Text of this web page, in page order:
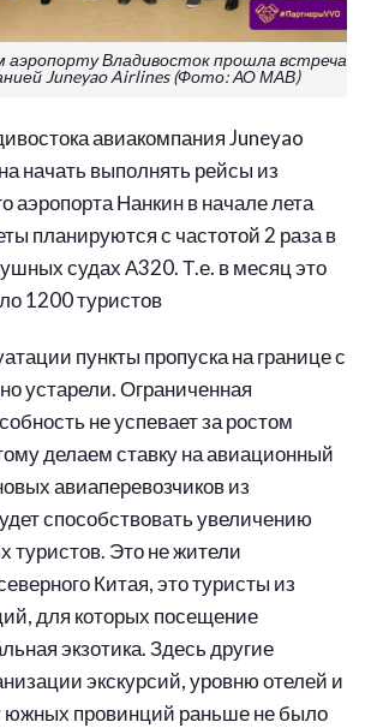
Владивосток прошла встреча
Juneyao Airlines (Фото: АО МАВ)
авиакомпания Juneyao
начать выполнять рейсы из
аэропорта Нанкин в начале лета
планируются с частотой 2 раза в
судах А320. Т.е. в месяц это
1200 туристов
пункты пропуска на границе с
устарели. Ограниченная
не успевает за ростом
делаем ставку на авиационный
авиаперевозчиков из
способствовать увеличению
туристов. Это не жители
Китая, это туристы из
для которых посещение
экзотика. Здесь другие
экскурсий, уровню отелей и
южных провинций раньше не было